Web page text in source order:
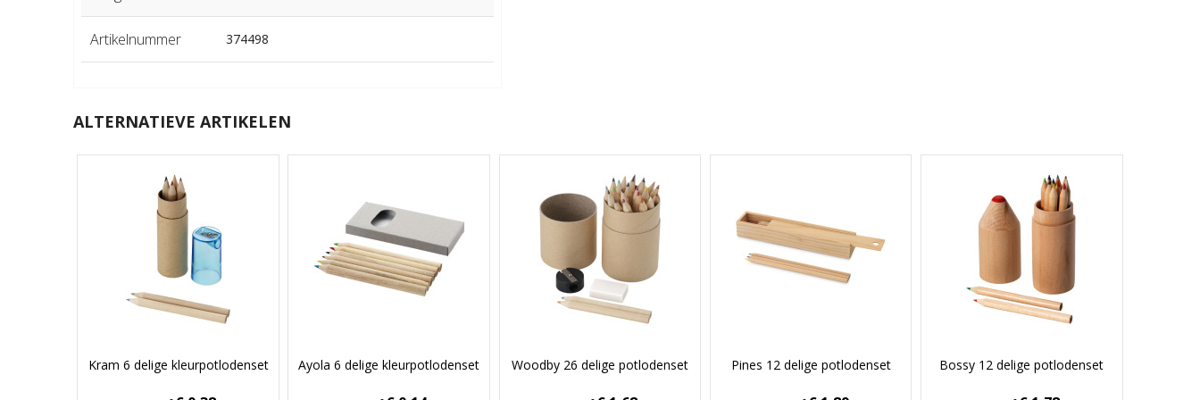
Artikelnummer 374498
ALTERNATIEVE ARTIKELEN
Kram 6 delige kleurpotlodenset Ayola 6 delige kleurpotlodenset Woodby 26 delige potlodenset Pines 12 delige potlodenset Bossy 12 delige potlodenset